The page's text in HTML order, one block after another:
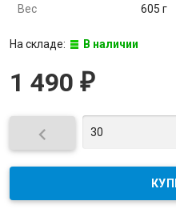
Вес
605 г
На складе: В наличии
1 490 ₽
